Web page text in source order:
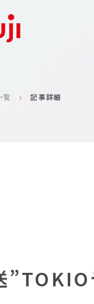
覧 記事詳細